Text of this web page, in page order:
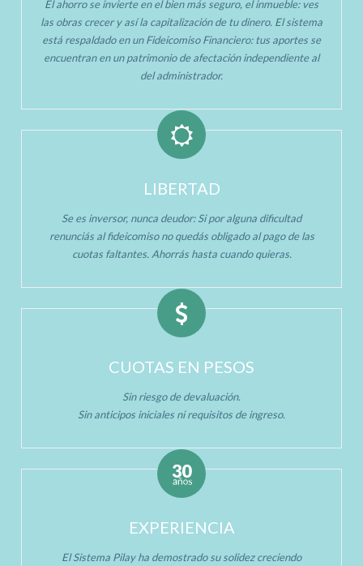
El ahorro se invierte en el bien más seguro, el inmueble: ves
las obras crecer y así la capitalización de tu dinero. El sistema
está respaldado en un Fideicomiso Financiero: tus aportes se
encuentran en un patrimonio de afectación independiente al
del administrador.
LIBERTAD
Se es inversor, nunca deudor: Si por alguna dificultad
renunciás al fideicomiso no quedás obligado al pago de las
cuotas faltantes. Ahorrás hasta cuando quieras.
CUOTAS EN PESOS
Sin riesgo de devaluación.
Sin anticipos iniciales ni requisitos de ingreso.
EXPERIENCIA
El Sistema Pilay ha demostrado su solidez creciendo